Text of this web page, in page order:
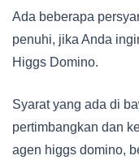
Ada beberapa
penuhi, jika Anda
Higgs Domino.
Syarat yang ada di
pertimbangkan dan
agen higgs domino,